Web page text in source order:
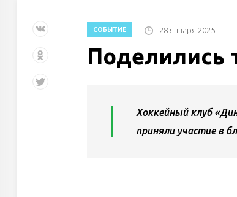
СОБЫТИЕ 28 января 2025
Поделились
Хоккейный клуб
приняли участие в